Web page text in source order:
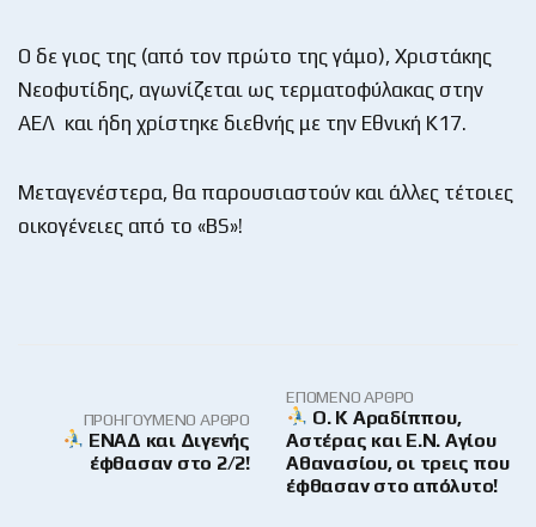
Ο δε γιος της (από τον πρώτο της γάμο), Χριστάκης
Νεοφυτίδης, αγωνίζεται ως τερματοφύλακας στην
ΑΕΛ και ήδη χρίστηκε διεθνής με την Εθνική Κ17.
Μεταγενέστερα, θα παρουσιαστούν και άλλες τέτοιες
οικογένειες από το «BS»!
ΠΡΟΗΓΟΎΜΕΝΟ ΆΡΘΡΟ
ENΑΔ και Διγενής
έφθασαν στο 2/2!
ΕΠΌΜΕΝΟ ΆΡΘΡΟ
O. K Aραδίππου,
Αστέρας και Ε.Ν. Αγίου
Αθανασίου, οι τρεις που
έφθασαν στο απόλυτο!